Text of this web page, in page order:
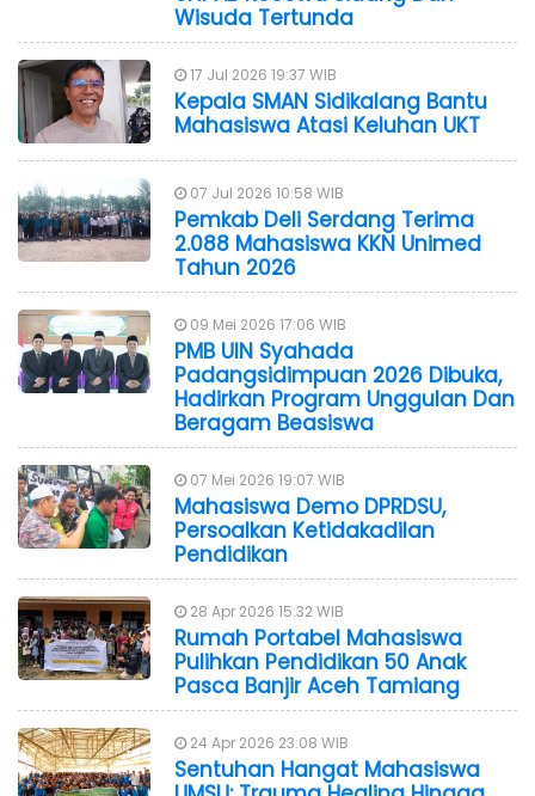
Wisuda Tertunda
17 Jul 2026 19:37 WIB
Kepala SMAN Sidikalang Bantu
Mahasiswa Atasi Keluhan UKT
07 Jul 2026 10:58 WIB
Pemkab Deli Serdang Terima
2.088 Mahasiswa KKN Unimed
Tahun 2026
09 Mei 2026 17:06 WIB
PMB UIN Syahada
Padangsidimpuan 2026 Dibuka,
Hadirkan Program Unggulan Dan
Beragam Beasiswa
07 Mei 2026 19:07 WIB
Mahasiswa Demo DPRDSU,
Persoalkan Ketidakadilan
Pendidikan
28 Apr 2026 15:32 WIB
Rumah Portabel Mahasiswa
Pulihkan Pendidikan 50 Anak
Pasca Banjir Aceh Tamiang
24 Apr 2026 23:08 WIB
Sentuhan Hangat Mahasiswa